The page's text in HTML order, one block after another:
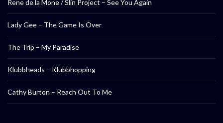
Rene de la Mone / Slin Project – See You Again
Lady Gee – The Game Is Over
The Trip – My Paradise
Klubbheads – Klubbhopping
Cathy Burton – Reach Out To Me